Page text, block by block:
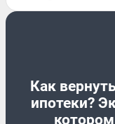
Как
ипотеки?